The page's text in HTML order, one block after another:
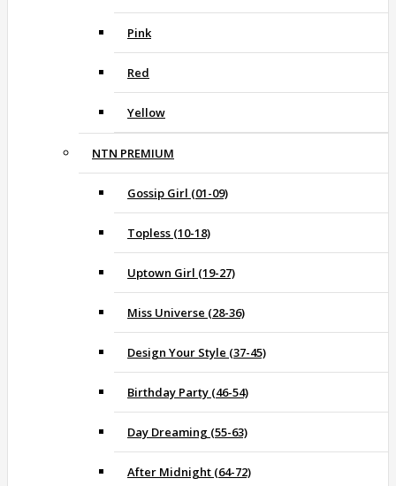
Pink
Red
Yellow
NTN PREMIUM
Gossip Girl (01-09)
Topless (10-18)
Uptown Girl (19-27)
Miss Universe (28-36)
Design Your Style (37-45)
Birthday Party (46-54)
Day Dreaming (55-63)
After Midnight (64-72)